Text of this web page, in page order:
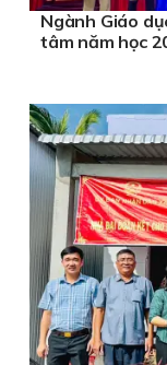
Ngành Giáo
tâm năm học